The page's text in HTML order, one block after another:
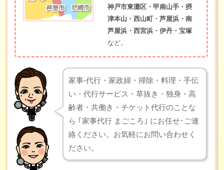
神戸市東灘区・甲南山手・摂
津本山・西山町・芦屋浜・南
芦屋浜・西宮浜・伊丹・宝塚
など。
家事-代行・家政婦・掃除・料理・手伝
い・代行サービス・草抜き・独身・高
齢者・共働き・チケット代行のことな
ら ｢家事代行 まごころ｣ にお任せ･ご連
絡ください。お気軽にお問い合わせく
ださい。